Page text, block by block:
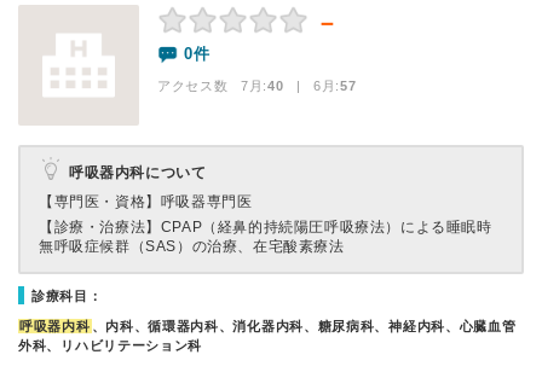
－
0件
アクセス数 7月:40 | 6月:57
呼吸器内科について
【専門医・資格】 呼吸器専門医
【診療・治療法】 CPAP（経鼻的持続陽圧呼吸療法）による睡眠時
無呼吸症候群（SAS）の治療、在宅酸素療法
診療科目：
呼吸器内科 、内科、循環器内科、消化器内科、糖尿病科、神経内科、心臓血管
外科、リハビリテーション科